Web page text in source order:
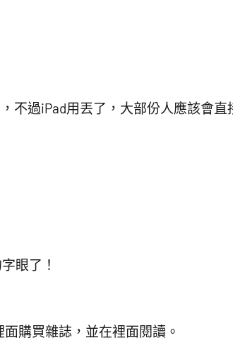
不過iPad用丟了，大部份人應該會直
眼了！
購買雜誌，並在裡面閱讀。